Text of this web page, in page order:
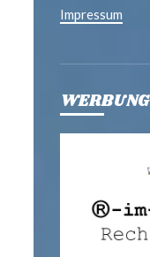
Impressum
WERBUNG